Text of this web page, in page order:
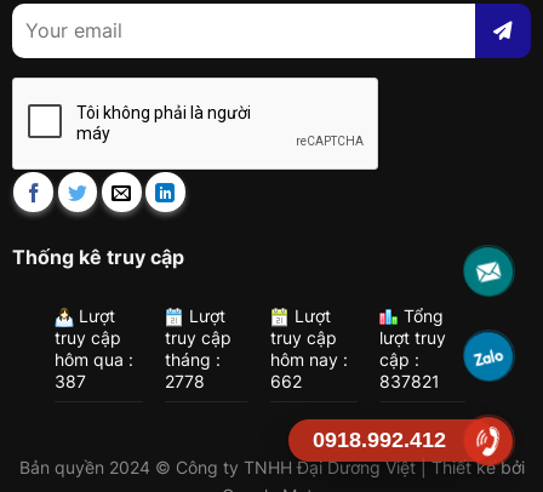
Thống kê truy cập
Lượt
truy cập
hôm qua :
387
Lượt
truy cập
tháng :
2778
Lượt
truy cập
hôm nay :
662
Tổng
lượt truy
cập :
837821
Bản quyền 2024 © Công ty TNHH Đại Dương Việt | Thiết kế bởi
0918.992.412